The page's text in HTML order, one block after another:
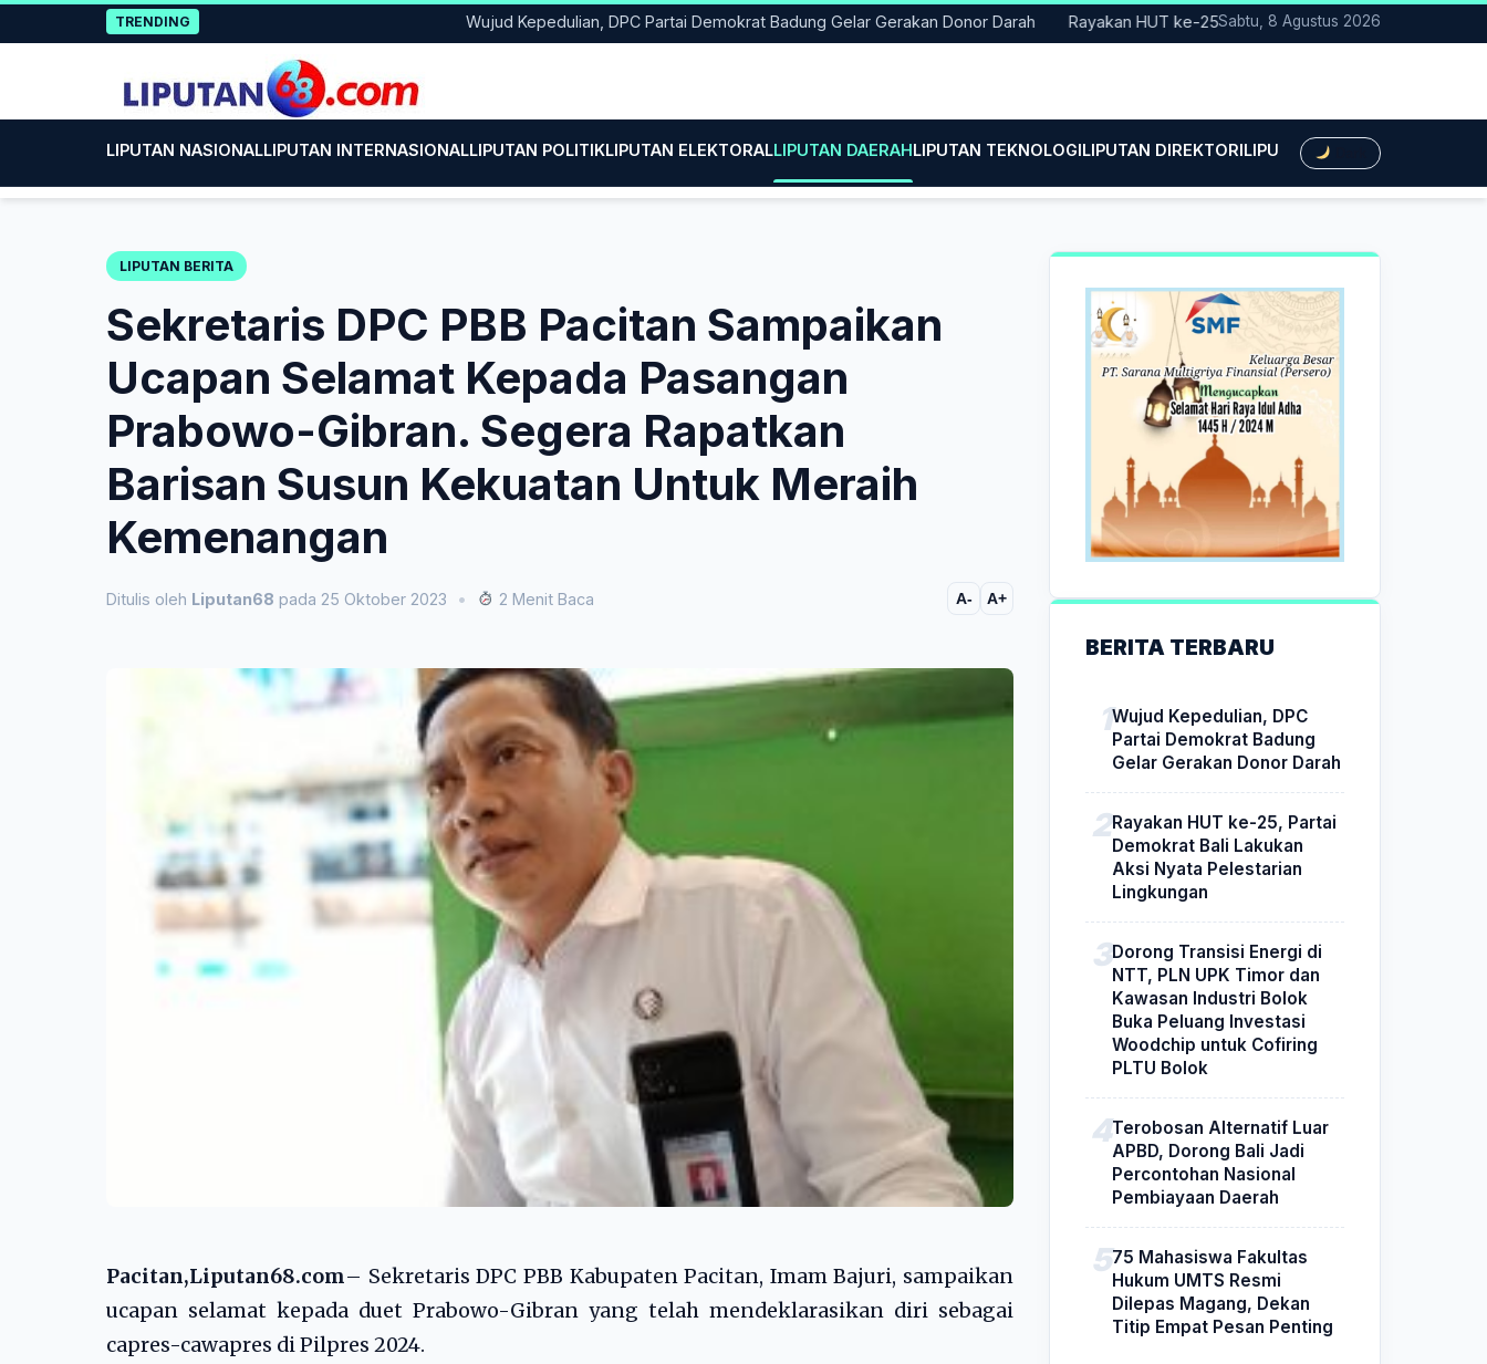
to
TRENDING Wujud Kepedulian, DPC Partai Demokrat Badung Gelar Gerakan Donor Darah Rayakan HUT ke-25, Partai Demokrat Bali Lakukan Aksi Nyata
Sabtu, 8 Agustus 2026
LIPUTAN NASIONALLIPUTAN INTERNASIONALLIPUTAN POLITIKLIPUTAN ELEKTORALLIPUTAN DAERAHLIPUTAN TEKNOLOGILIPUTAN DIREKTORILIPUTAN HUKUMLIPUTAN
LIPUTAN BERITA
Sekretaris DPC PBB Pacitan Sampaikan
Ucapan Selamat Kepada Pasangan
Prabowo-Gibran. Segera Rapatkan
Barisan Susun Kekuatan Untuk Meraih
Kemenangan
Ditulis oleh Liputan68 pada 25 Oktober 2023 • 2 Menit Baca A- A+
Pacitan,Liputan68.com– Sekretaris DPC PBB Kabupaten Pacitan, Imam Bajuri, sampaikan
ucapan selamat kepada duet Prabowo-Gibran yang telah mendeklarasikan diri sebagai
capres-cawapres di Pilpres 2024.
BERITA TERBARU
Wujud Kepedulian, DPC
Partai Demokrat Badung
Gelar Gerakan Donor Darah
Rayakan HUT ke-25, Partai
Demokrat Bali Lakukan
Aksi Nyata Pelestarian
Lingkungan
Dorong Transisi Energi di
NTT, PLN UPK Timor dan
Kawasan Industri Bolok
Buka Peluang Investasi
Woodchip untuk Cofiring
PLTU Bolok
Terobosan Alternatif Luar
APBD, Dorong Bali Jadi
Percontohan Nasional
Pembiayaan Daerah
75 Mahasiswa Fakultas
Hukum UMTS Resmi
Dilepas Magang, Dekan
Titip Empat Pesan Penting